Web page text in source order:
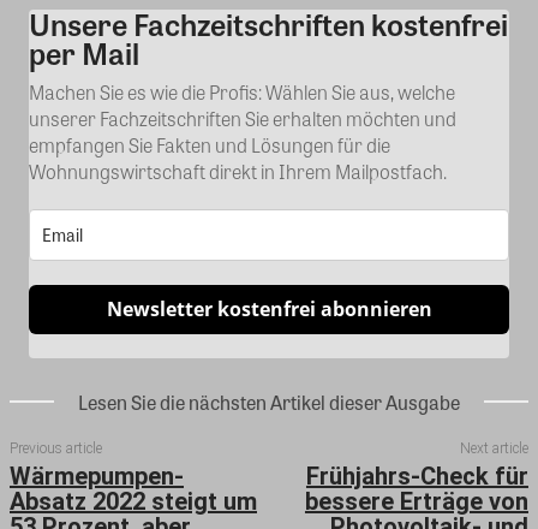
Kommentar
Unsere Fachzeitschriften kostenfrei
per Mail
Machen Sie es wie die Profis: Wählen Sie aus, welche
unserer Fachzeitschriften Sie erhalten möchten und
empfangen Sie Fakten und Lösungen für die
Wohnungswirtschaft direkt in Ihrem Mailpostfach.
Newsletter kostenfrei abonnieren
Lesen Sie die nächsten Artikel dieser Ausgabe
Previous article
Wärmepumpen-
Absatz 2022 steigt um
Next article
Frühjahrs-Check für
bessere Erträge von